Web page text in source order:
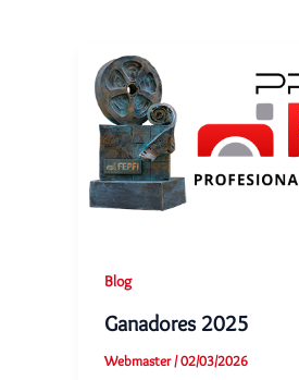
Blog
Ganadores 2025
Webmaster/02/03/2026